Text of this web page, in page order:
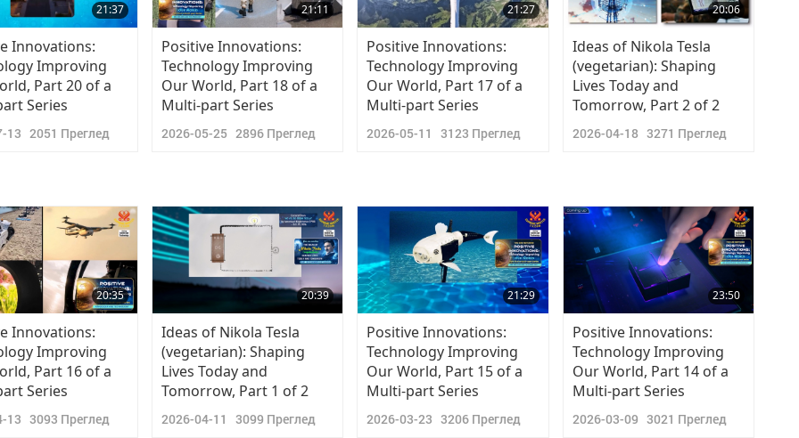
21:37
Innovations:
Improving
Part 20 of a
Series
13 2051 Преглед
21:11
Positive Innovations:
Technology Improving
Our World, Part 18 of a
Multi-part Series
2026-05-25 2896Преглед
21:27
Positive Innovations:
Technology Improving
Our World, Part 17 of a
Multi-part Series
2026-05-11 3123 Преглед
20:06
Ideas of Nikola Tesla
(vegetarian): Shaping
Lives Today and
Tomorrow, Part 2 of 2
2026-04-18 3271 Преглед
20:35
Innovations:
Improving
Part 16 of a
Series
13 3093 Преглед
20:39
Ideas of Nikola Tesla
(vegetarian): Shaping
Lives Today and
Tomorrow, Part 1 of 2
2026-04-11 3099 Преглед
21:29
Positive Innovations:
Technology Improving
Our World, Part 15 of a
Multi-part Series
2026-03-23 3206 Преглед
23:50
Positive Innovations:
Technology Improving
Our World, Part 14 of a
Multi-part Series
2026-03-09 3021 Преглед